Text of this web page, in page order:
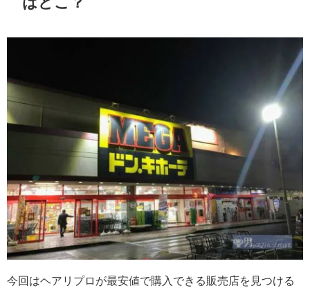
今回はヘアリプロが最安値で購入できる販売店を見つける